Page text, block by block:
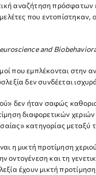
αναζήτηση
που
and
που εμπλέκονται στην
δεν συνδέεται
δεν ήταν σαφώς
διαφορετικών
κατηγορίας μεταξύ
η μικτή προτίμηση
και τη
έχουν μικτή